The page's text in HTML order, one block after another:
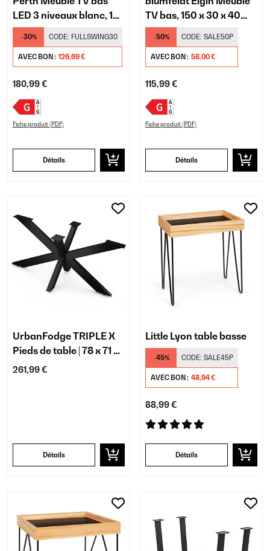
LED 3 niveaux blanc, 195
x 44 x 50 cm
-30% CODE: FULLSWING30
AVEC BON : 126,69 €
180,99 €
Fiche produit (PDF)
Détails
TV bas, 150 x 30 x 40
cm, LED
-50% CODE: SALE50P
AVEC BON : 58,00 €
115,99 €
Fiche produit (PDF)
Détails
UrbanFodge TRIPLE X
Pieds de table | 78 x 71 x
150 cm
261,99 €
Détails
Little Lyon table basse
-45% CODE: SALE45P
AVEC BON : 48,94 €
88,99 €
Détails